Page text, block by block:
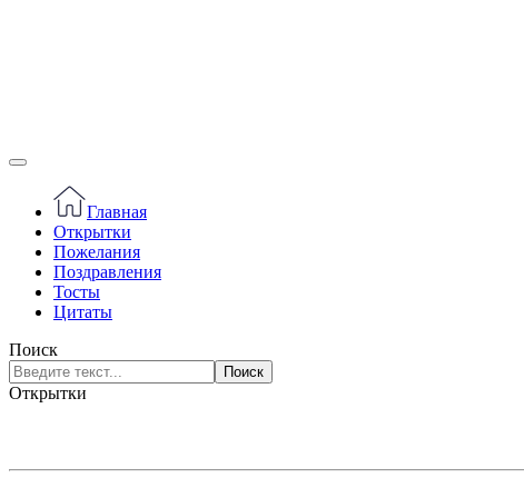
Главная
Открытки
Пожелания
Поздравления
Тосты
Цитаты
Поиск
Поиск
Открытки